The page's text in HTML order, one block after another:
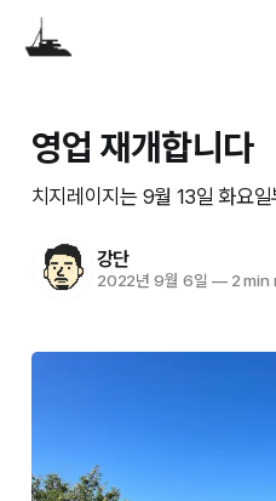
영업 재개합니다
치지레이지는 9월 13일 화요
강단
2022년 9월 6일 —2 min